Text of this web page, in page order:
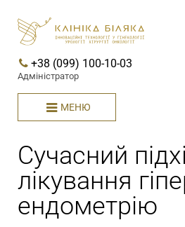
+38 (099) 100-10-03
Адміністратор
МЕНЮ
Сучасний
лікування
ендометрію